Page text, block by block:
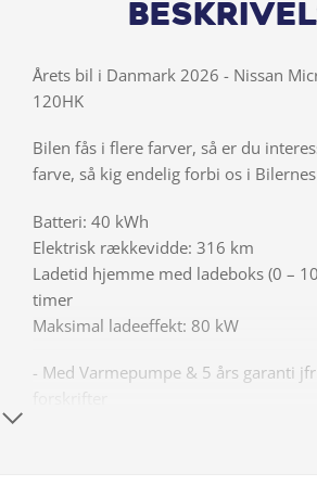
Årets bil i Danmark 2026 - Nissan
120HK
Bilen fås i flere farver, så er du
farve, så kig endelig forbi os i
Batteri: 40 kWh
Elektrisk rækkevidde: 316 km
Ladetid hjemme med ladeboks (0 –
timer
Maksimal ladeeffekt: 80 kW
- Med Varmepumpe & 5 års garanti